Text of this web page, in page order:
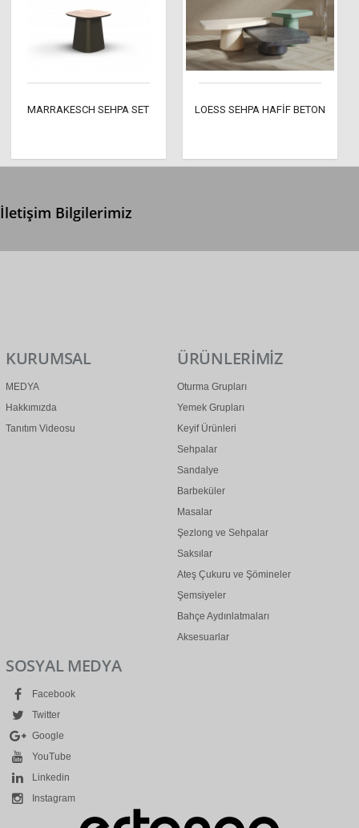
MARRAKESCH SEHPA SET LOESS SEHPA HAFİF BETON
İletişim Bilgilerimiz
KURUMSAL
MEDYA
Hakkımızda
Tanıtım Videosu
ÜRÜNLERİMİZ
Oturma Grupları
Yemek Grupları
Keyif Ürünleri
Sehpalar
Sandalye
Barbeküler
Masalar
Şezlong ve Sehpalar
Saksılar
Ateş Çukuru ve Şömineler
Şemsiyeler
Bahçe Aydınlatmaları
Aksesuarlar
SOSYAL MEDYA
Facebook
Twitter
Google
YouTube
Linkedin
Instagram